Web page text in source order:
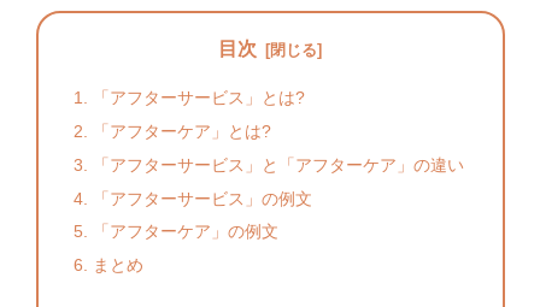
目次
「アフターサービス」とは?
「アフターケア」とは?
「アフターサービス」と「アフターケア」の違い
「アフターサービス」の例文
「アフターケア」の例文
まとめ